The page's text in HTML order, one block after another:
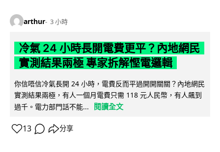
arthur 3 小時
冷氣 24 小時長開電費更平？內地網民
實測結果兩極 專家拆解慳電邏輯
你信唔信冷氣長開 24 小時，電費反而平過開開關關？內地網民
實測結果兩極，有人一個月電費只需 118 元人民幣，有人飆到
過千。電力部門話不能...
閱讀全文
13 分享